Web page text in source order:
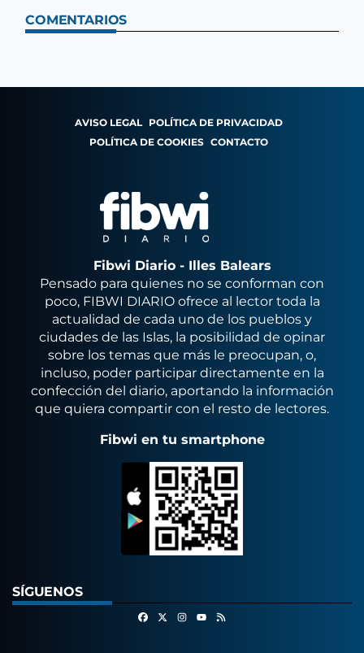
COMENTARIOS
AVISO LEGAL POLÍTICA DE PRIVACIDAD
POLÍTICA DE COOKIES CONTACTO
Fibwi Diario - Illes Balears
Pensado para quienes no se conforman con
poco, FIBWI DIARIO ofrece al lector toda la
actualidad de cada uno de los pueblos y
ciudades de las Islas, la posibilidad de opinar
sobre los temas que más le preocupan, o,
incluso, poder participar directamente en la
confección del diario, aportando la información
que quiera compartir con el resto de lectores.
Fibwi en tu smartphone
SÍGUENOS
FacebookInstagram